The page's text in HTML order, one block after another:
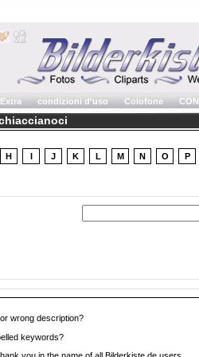
Extra condizioni d'uso Colofone CON
H I J K L M N O P
wrong description?
keywords?